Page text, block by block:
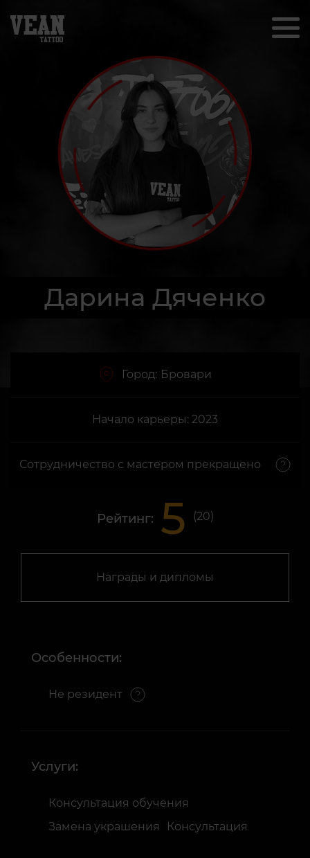
Дарина Дяченко
Город: Бровари
Начало карьеры: 2023
Сотрудничество с мастером прекращено
Рейтинг: 5 (20)
Награды и дипломы
Особенности:
Не резидент
Услуги:
Консультация обучения
Замена украшения
Консультация